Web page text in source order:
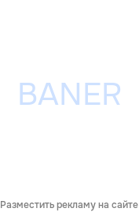
Разместить рекламу на сайте